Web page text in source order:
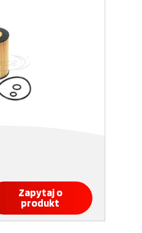
Zapytaj o
produkt